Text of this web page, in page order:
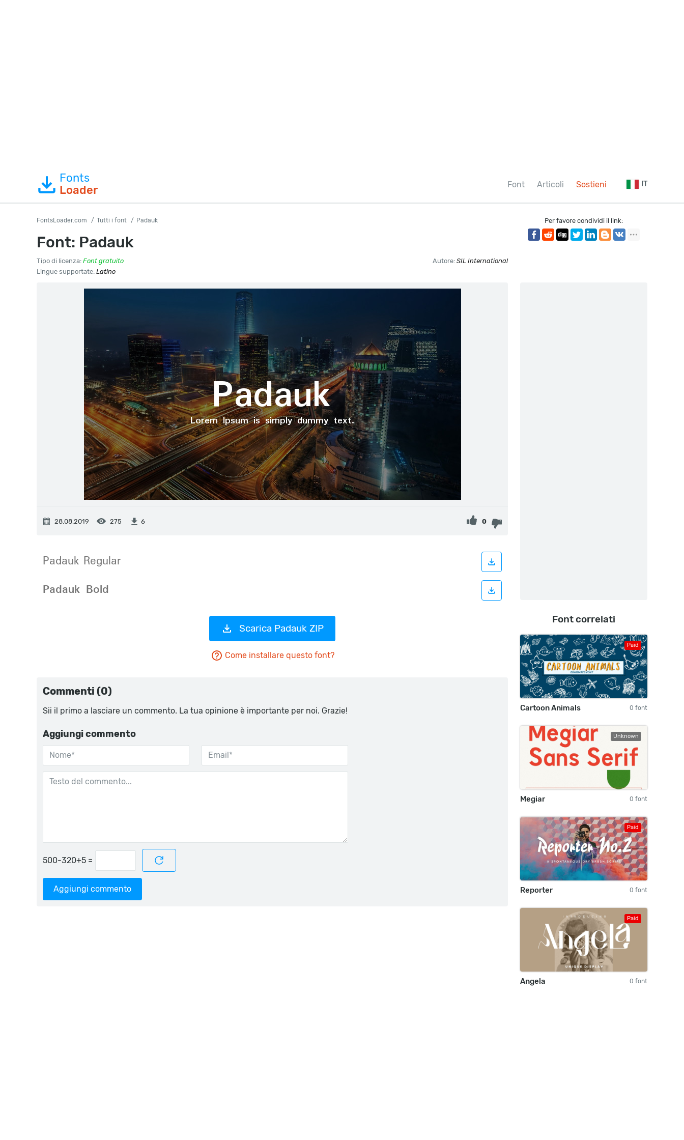
Fonts
Loader
Font Articoli Sostieni IT
FontsLoader.com Tutti i font Padauk
Font: Padauk
Tipo di licenza: Font gratuito Autore: SIL International
Lingue supportate: Latino
Per favore condividi il link:
28.08.2019 275 6 0
Scarica Padauk ZIP
Come installare questo font?
Commenti (0)
Sii il primo a lasciare un commento. La tua opinione è importante per noi. Grazie!
Aggiungi commento
=
Aggiungi commento
Font correlati
Paid
Cartoon Animals 0 font
Unknown
Megiar 0 font
Paid
Reporter 0 font
Paid
Angela 0 font